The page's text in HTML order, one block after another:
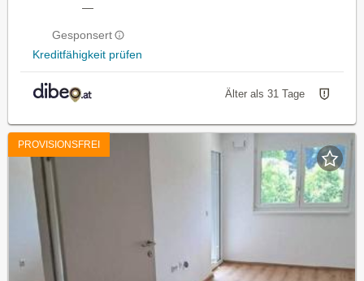
—
Gesponsert
Kreditfähigkeit prüfen
Älter als 31 Tage
PROVISIONSFREI